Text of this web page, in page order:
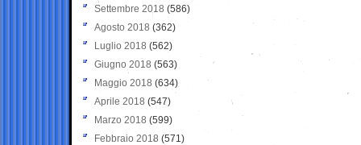
Settembre 2018 (586)
Agosto 2018 (362)
Luglio 2018 (562)
Giugno 2018 (563)
Maggio 2018 (634)
Aprile 2018 (547)
Marzo 2018 (599)
Febbraio 2018 (571)